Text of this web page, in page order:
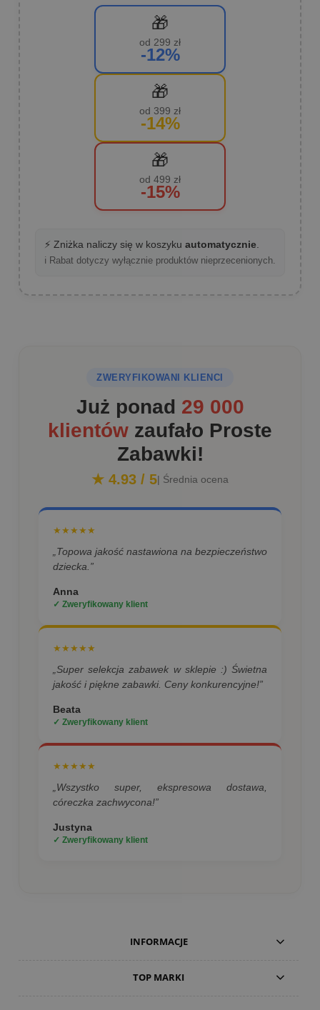
🎁
od 299 zł
-12%
🎁
od 399 zł
-14%
🎁
od 499 zł
-15%
⚡ Zniżka naliczy się w koszyku automatycznie.
ℹ️ Rabat dotyczy wyłącznie produktów nieprzecenionych.
ZWERYFIKOWANI KLIENCI
Już ponad 29 000
klientów zaufało Proste
Zabawki!
★ 4.93 / 5| Średnia ocena
★★★★★
„Topowa jakość nastawiona na bezpieczeństwo
dziecka.”
Anna
✓ Zweryfikowany klient
★★★★★
„Super selekcja zabawek w sklepie :) Świetna
jakość i piękne zabawki. Ceny konkurencyjne!”
Beata
✓ Zweryfikowany klient
★★★★★
„Wszystko super, ekspresowa dostawa,
córeczka zachwycona!”
Justyna
✓ Zweryfikowany klient
INFORMACJE
TOP MARKI